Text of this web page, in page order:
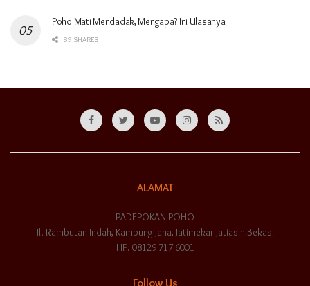
Poho Mati Mendadak, Mengapa? Ini Ulasanya
89 SHARES
ALAMAT
PADEPOKAN POHO
Jl. Rambutan Indah, Kampung Jaha, Jatimekar Jatiasih Bekasi
HP. 08129 717 6001
Follow Us